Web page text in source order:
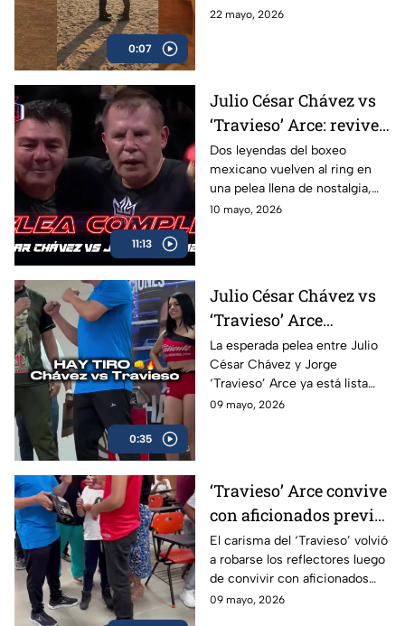
0:07
su combate ante el francés
22 mayo, 2026
11:13
Julio César Chávez vs
‘Travieso’ Arce: revive
la pelea completa en
Box Azteca
Dos leyendas del boxeo
mexicano vuelven al ring en
una pelea llena de nostalgia,
emoción y grandes momentos
10 mayo, 2026
0:35
Julio César Chávez vs
‘Travieso’ Arce
cumplen con la
báscula; habrá pelea en
Box Azteca
La esperada pelea entre Julio
César Chávez y Jorge
‘Travieso’ Arce ya está lista
luego de que ambos superaran
09 mayo, 2026
‘Travieso’ Arce convive
con aficionados previo
a su esperado combate
El carisma del ‘Travieso’ volvió
a robarse los reflectores luego
de convivir con aficionados
antes de subir al ring.
09 mayo, 2026